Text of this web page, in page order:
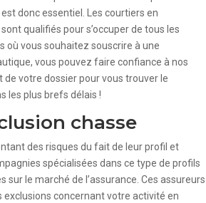
donc essentiel. Les courtiers en
qualifiés pour s’occuper de tous les
où vous souhaitez souscrire à une
vous pouvez faire confiance à nos
de votre dossier pour vous trouver le
les plus brefs délais !
chasse
des risques du fait de leur profil et
spécialisées dans ce type de profils
sur le marché de l’assurance. Ces assureurs
concernant votre activité en